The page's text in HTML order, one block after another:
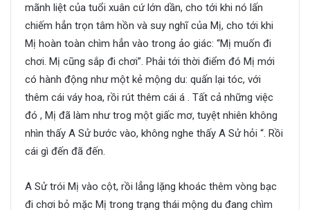
mãnh liệt của tuổi xuân cứ lớn dần, cho tới khi nó lấn
chiếm hẳn trọn tâm hồn và suy nghĩ của Mị, cho tới khi
Mị hoàn toàn chìm hẳn vào trong ảo giác: “Mị muốn đi
chơi. Mị cũng sắp đi chơi”. Phải tới thời điểm đó Mị mới
có hành động như một kẻ mộng du: quấn lại tóc, với
thêm cái váy hoa, rồi rút thêm cái á . Tất cả những việc
đó , Mị đã làm như trog một giấc mơ, tuyệt nhiên không
nhìn thấy A Sử bước vào, không nghe thấy A Sử hỏi “. Rồi
cái gì đến đã đến.
A Sử trói Mị vào cột, rồi lẳng lặng khoác thêm vòng bạc
đi chơi bỏ mặc Mị trong trạng thái mộng du đang chìm